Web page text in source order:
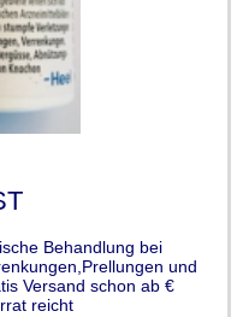
Behandlung bei
und
Versand schon ab €
reicht